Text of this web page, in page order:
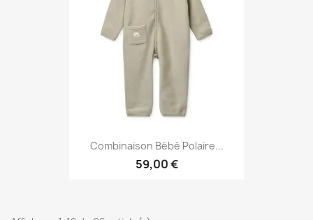
Combinaison Bébé Polaire...
59,00 €